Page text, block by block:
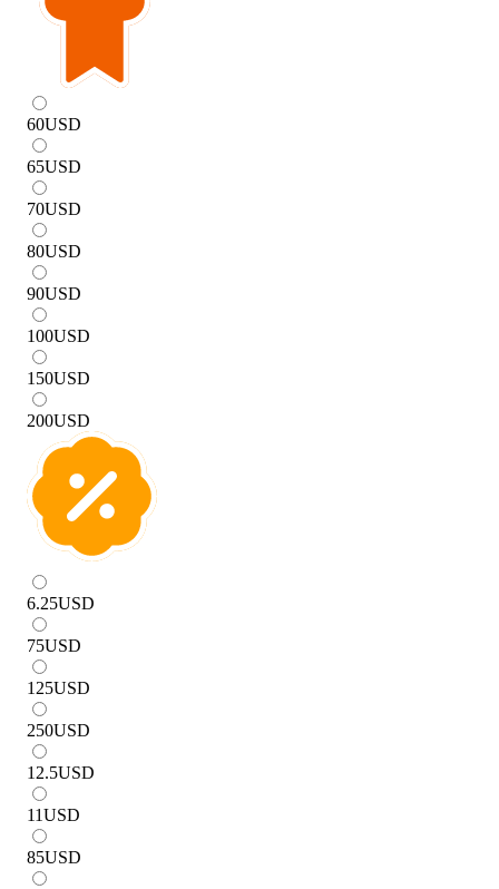
60USD
65USD
70USD
80USD
90USD
100USD
150USD
200USD
6.25USD
75USD
125USD
250USD
12.5USD
11USD
85USD